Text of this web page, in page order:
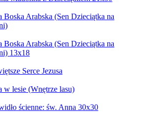
Boska Arabska (Sen Dzieciątka na
Boska Arabska (Sen Dzieciątka na
13x18
Serce Jezusa
w lesie (Wnętrze lasu)
ścienne: św. Anna 30x30